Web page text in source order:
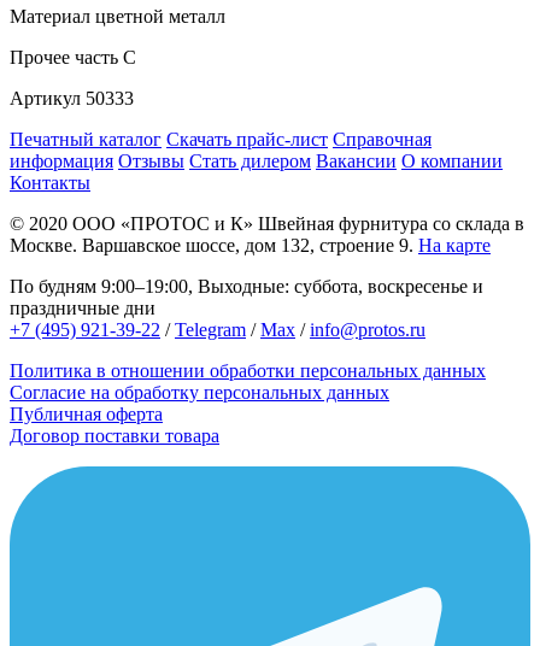
Материал цветной металл
Прочее часть C
Артикул 50333
Печатный каталог Скачать прайс-лист Справочная
информация Отзывы Стать дилером Вакансии О компании
Контакты
© 2020 ООО «ПРОТОС и К» Швейная фурнитура со склада в
Москве. Варшавское шоссе, дом 132, строение 9. На карте
По будням 9:00–19:00, Выходные: суббота, воскресенье и
праздничные дни
+7 (495) 921-39-22 /Telegram /Max /info@protos.ru
Политика в отношении обработки персональных данных
Согласие на обработку персональных данных
Публичная оферта
Договор поставки товара